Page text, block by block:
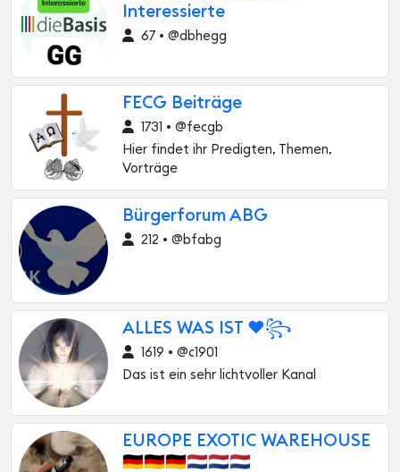
Interessierte
67 • @dbhegg
FECG Beiträge
1731 • @fecgb
Hier findet ihr Predigten, Themen,
Vorträge
Bürgerforum ABG
212 • @bfabg
ALLES WAS IST ♥️꧂
1619 • @c1901
Das ist ein sehr lichtvoller Kanal
EUROPE EXOTIC WAREHOUSE
🇩🇪🇩🇪🇩🇪🇳🇱🇳🇱🇳🇱